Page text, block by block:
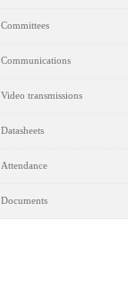
Committees
Communications
Video transmissions
Datasheets
Attendance
Documents